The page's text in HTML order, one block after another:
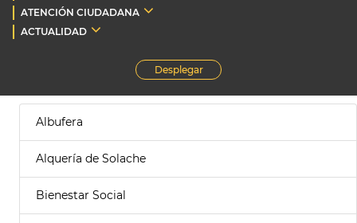
ATENCIÓN CIUDADANA
ACTUALIDAD
Desplegar
Albufera
Alquería de Solache
Bienestar Social